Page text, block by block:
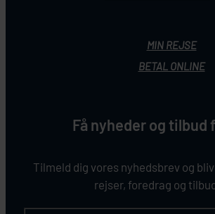
MIN REJSE
BETAL ONLINE
Få nyheder og tilbud
Tilmeld dig vores nyhedsbrev og
rejser, foredrag og